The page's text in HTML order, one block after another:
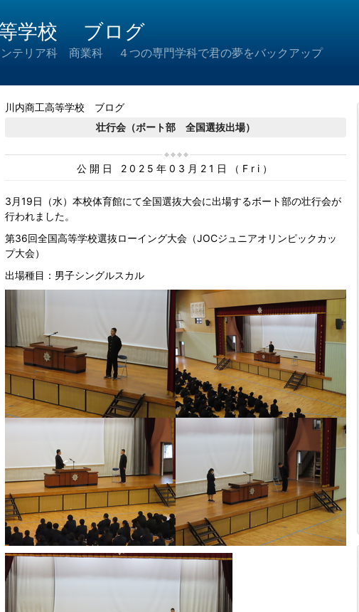
等学校 ブログ
リア科 商業科 ４つの専門学科で君の夢をバックアップ
川内商工高等学校 ブログ
壮行会（ボート部 全国選抜出場）
公開日 2025年03月21日（Fri）
3月19日（水）本校体育館にて全国選抜大会に出場するボート部の壮行会が
行われました。
第36回全国高等学校選抜ローイング大会（JOCジュニアオリンピックカッ
プ大会）
出場種目：男子シングルスカル